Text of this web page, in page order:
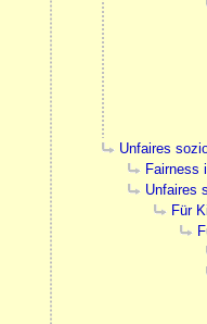
Unfaires
Fairness
Unfaires
Für